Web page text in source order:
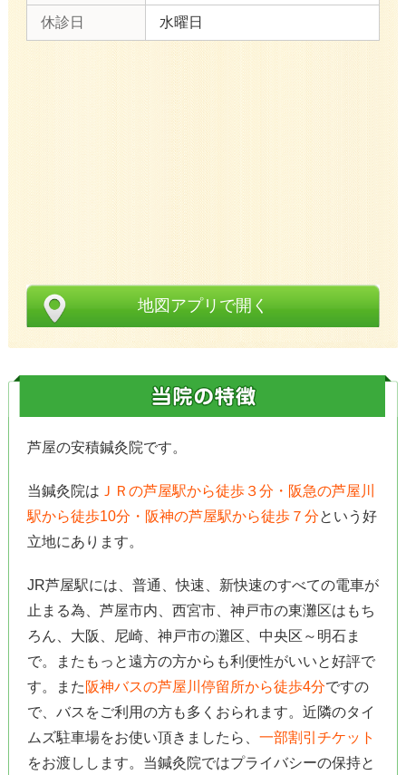
休診日 水曜日
地図アプリで開く
芦屋の安積鍼灸院です。
当鍼灸院は ＪＲの芦屋駅から徒歩３分・阪急の芦屋川
駅から徒歩10分・阪神の芦屋駅から徒歩７分という好
立地にあります。
JR芦屋駅には、普通、快速、新快速のすべての電車が
止まる為、芦屋市内、西宮市、神戸市の東灘区はもち
ろん、大阪、尼崎、神戸市の灘区、中央区～明石ま
で。またもっと遠方の方からも利便性がいいと好評で
す。また 阪神バスの芦屋川停留所から徒歩4分ですの
で、バスをご利用の方も多くおられます。近隣のタイ
ムズ駐車場をお使い頂きましたら、 一部割引チケット
をお渡しします。当鍼灸院ではプライバシーの保持と